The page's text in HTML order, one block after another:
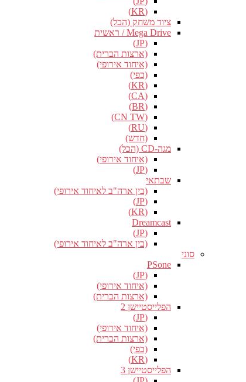
(KR)
ציוד משחק (הכל)
Mega Drive / ראשית
(JP)
(ארצות הברית)
(איחוד אירופי)
(כפי)
(KR)
(CA)
(BR)
(CN TW)
(RU)
(חדש)
מגה-CD (הכל)
(איחוד אירופי)
(JP)
שבתאי
(בין ארה"ב לאיחוד אירופי)
(JP)
(KR)
Dreamcast
(JP)
(בין ארה"ב לאיחוד אירופי)
סוני
PSone
(JP)
(איחוד אירופי)
(ארצות הברית)
הפלייסטיישן 2
(JP)
(איחוד אירופי)
(ארצות הברית)
(כפי)
(KR)
הפלייסטיישן 3